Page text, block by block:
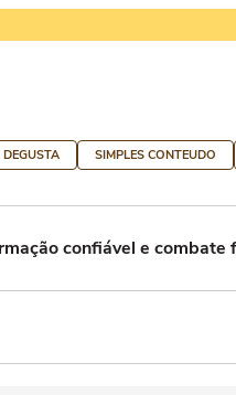
DEGUSTA SIMPLES CONTEUDO
confiável e combate